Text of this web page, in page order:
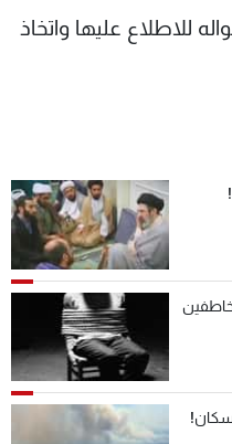
للاطلاع عليها واتخاذ